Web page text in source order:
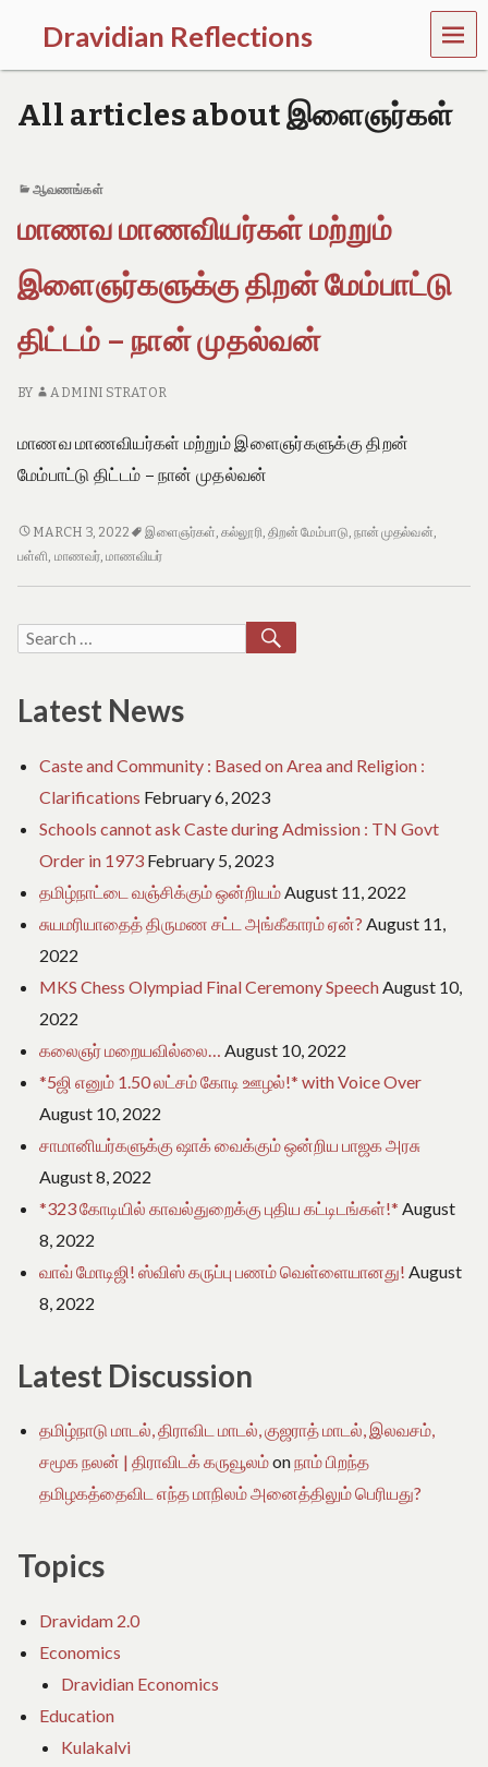
Dravidian Reflections
P
a
s
P
r
e
s
e
n
t
a
n
F
u
r
f
T
i
l
N
d
u
MEN
U
All articles about இளைஞர்கள்
ஆவணங்கள்
மாணவ மாணவியர்கள் மற்றும்
இளைஞர்களுக்கு திறன் மேம்பாட்டு
திட்டம் – நான் முதல்வன்
BY ADMINI STRATOR
மாணவ மாணவியர்கள் மற்றும் இளைஞர்களுக்கு திறன்
மேம்பாட்டு திட்டம் – நான் முதல்வன்
மாணவ
மாணவியர்கள்
திறன்
மேம்பாட்டு
–
நான்
MARCH 3, 2022 இளைஞர்கள்,கல்லூரி, திறன் மேம்பாடு, நான் முதல்வன்,
பள்ளி, மாணவர்,மாணவியர்
Search
Latest News
Caste and Community : Based on Area and Religion :
Clarifications February 6, 2023
Schools cannot ask Caste during Admission : TN Govt
Order in 1973 February 5, 2023
தமிழ்நாட்டை வஞ்சிக்கும் ஒன்றியம்August 11, 2022
சுயமரியாதைத் திருமண சட்ட அங்கீகாரம் ஏன்? August 11,
2022
MKS Chess Olympiad Final Ceremony SpeechAugust 10,
2022
கலைஞர் மறையவில்லை… August 10, 2022
*5ஜி எனும் 1.50 லட்சம் கோடி ஊழல்!* with Voice Over
August 10, 2022
சாமானியர்களுக்கு ஷாக் வைக்கும் ஒன்றிய பாஜக அரசு
August 8, 2022
*323 கோடியில் காவல்துறைக்கு புதிய கட்டிடங்கள்!* August
8, 2022
வாவ் மோடிஜி! ஸ்விஸ் கருப்பு பணம் வெள்ளையானது! August
8, 2022
Latest Discussion
தமிழ்நாடு மாடல், திராவிட மாடல், குஜராத் மாடல், இலவசம்,
சமூக நலன் | திராவிடக் கருவூலம்onநாம் பிறந்த
தமிழகத்தைவிட எந்த மாநிலம் அனைத்திலும் பெரியது?
Topics
Dravidam 2.0
Economics
Dravidian Economics
Education
Kulakalvi